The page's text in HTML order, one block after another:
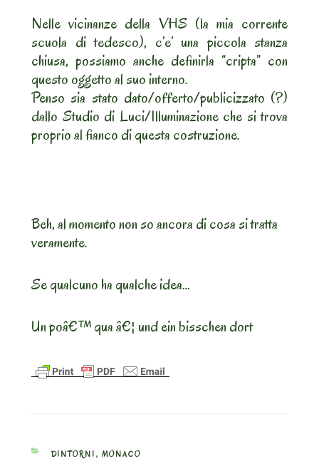
Nelle vicinanze della VHS (la mia corrente
scuola di tedesco), c’e’ una piccola stanza
chiusa, possiamo anche definirla “cripta” con
questo oggetto al suo interno.
Penso sia stato dato/offerto/publicizzato (?)
dallo Studio di Luci/Illuminazione che si trova
proprio al fianco di questa costruzione.
Beh, al momento non so ancora di cosa si tratta
veramente.
Se qualcuno ha qualche idea…
Un poâ€™ qua â€¦ und ein bisschen dort
CATEGORIES
DINTORNI , MONACO